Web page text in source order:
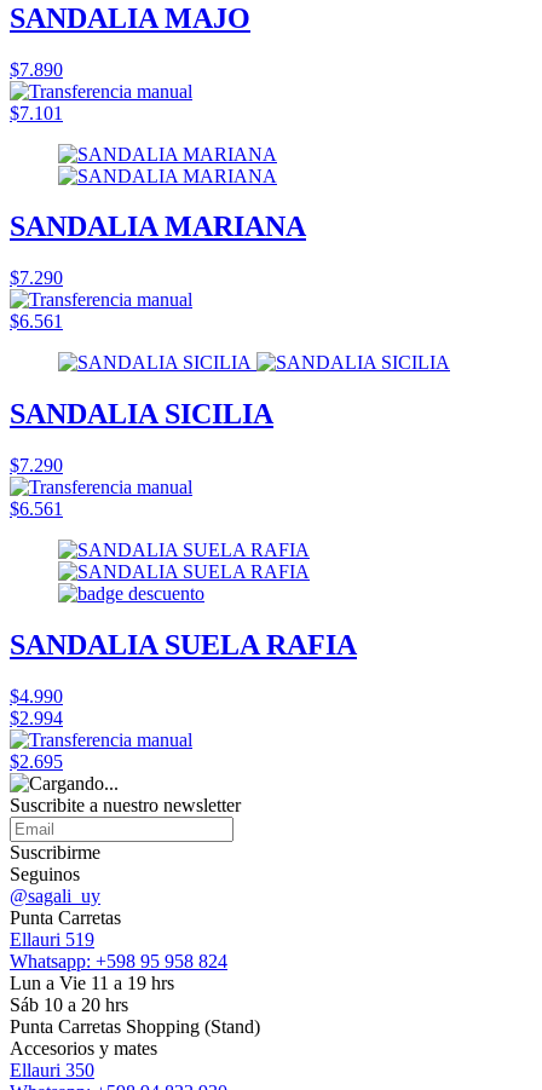
SANDALIA MAJO
$7.890
$7.101
SANDALIA MARIANA
$7.290
$6.561
SANDALIA SICILIA
$7.290
$6.561
SANDALIA SUELA RAFIA
$4.990
$2.994
$2.695
Suscribite a nuestro newsletter
Suscribirme
Seguinos
@sagali_uy
Punta Carretas
Ellauri 519
Whatsapp: +598 95 958 824
Lun a Vie 11 a 19 hrs
Sáb 10 a 20 hrs
Punta Carretas Shopping (Stand)
Accesorios y mates
Ellauri 350